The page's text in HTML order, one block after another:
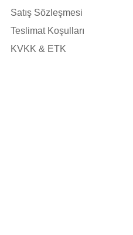
Satış Sözleşmesi
Teslimat Koşulları
KVKK & ETK